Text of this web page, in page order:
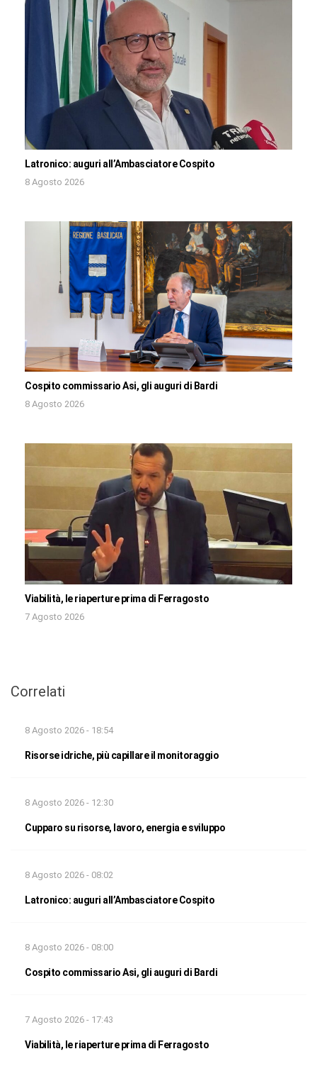
Latronico: auguri all’Ambasciatore Cospito
8 Agosto 2026
Cospito commissario Asi, gli auguri di Bardi
8 Agosto 2026
Viabilità, le riaperture prima di Ferragosto
7 Agosto 2026
Correlati
8 Agosto 2026 - 18:54
Risorse idriche, più capillare il monitoraggio
8 Agosto 2026 - 12:30
Cupparo su risorse, lavoro, energia e sviluppo
8 Agosto 2026 - 08:02
Latronico: auguri all’Ambasciatore Cospito
8 Agosto 2026 - 08:00
Cospito commissario Asi, gli auguri di Bardi
7 Agosto 2026 - 17:43
Viabilità, le riaperture prima di Ferragosto